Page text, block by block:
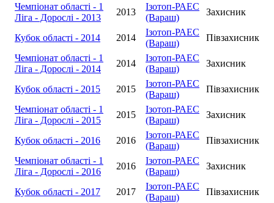
Чемпіонат області - 1
Ліга - Дорослі - 2013
2013
Ізотоп-РАЕС
(Вараш)
Захисник
Кубок області - 2014 2014
Ізотоп-РАЕС
(Вараш)
Півзахисник
Чемпіонат області - 1
Ліга - Дорослі - 2014
2014
Ізотоп-РАЕС
(Вараш)
Захисник
Кубок області - 2015 2015
Ізотоп-РАЕС
(Вараш)
Півзахисник
Чемпіонат області - 1
Ліга - Дорослі - 2015
2015
Ізотоп-РАЕС
(Вараш)
Захисник
Кубок області - 2016 2016
Ізотоп-РАЕС
(Вараш)
Півзахисник
Чемпіонат області - 1
Ліга - Дорослі - 2016
2016
Ізотоп-РАЕС
(Вараш)
Захисник
Кубок області - 2017 2017
Ізотоп-РАЕС
(Вараш)
Півзахисник